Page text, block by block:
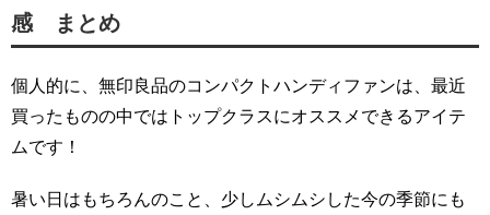
感 まとめ
個人的に、無印良品のコンパクトハンディファンは、最近
買ったものの中ではトップクラスにオススメできるアイテ
ムです！
暑い日はもちろんのこと、少しムシムシした今の季節にも